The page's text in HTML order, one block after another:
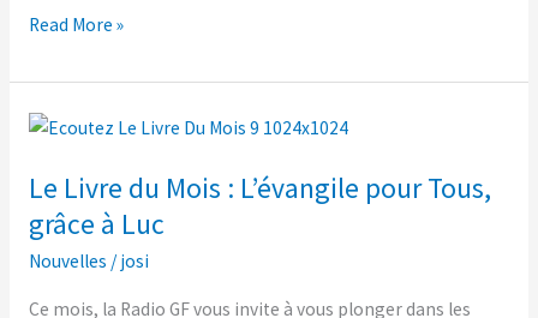
Read More »
Le Livre du Mois : L’évangile pour Tous,
grâce à Luc
Nouvelles / josi
Ce mois, la Radio GF vous invite à vous plonger dans les
Le
du
Mois
:
L’évangile
pour